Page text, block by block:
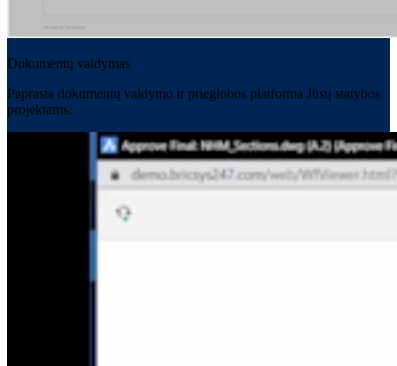
Dokumentų valdymas
Paprasta dokumentų valdymo ir prieglobos platforma Jūsų statybos
projektams.